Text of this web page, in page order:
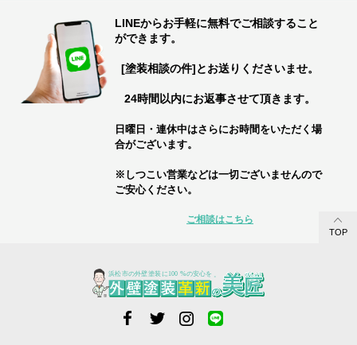
LINEからお手軽に無料でご相談すること
ができます。
[塗装相談の件]とお送りくださいませ。
24時間以内にお返事させて頂きます。
日曜日・連休中はさらにお時間をいただく場
合がございます。
※しつこい営業などは一切ございませんので
ご安心ください。
ご相談はこちら
TOP